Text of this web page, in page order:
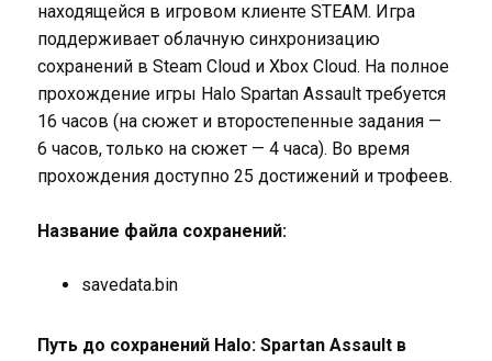
находящейся в игровом клиенте STEAM. Игра
поддерживает облачную синхронизацию
сохранений в Steam Cloud и Xbox Cloud. На полное
прохождение игры Halo Spartan Assault требуется
16 часов (на сюжет и второстепенные задания —
6 часов, только на сюжет — 4 часа). Во время
прохождения доступно 25 достижений и трофеев.
Название файла сохранений:
savedata.bin
Путь до сохранений Halo: Spartan Assault в